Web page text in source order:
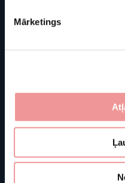
Mārketings
Shop
Furniture